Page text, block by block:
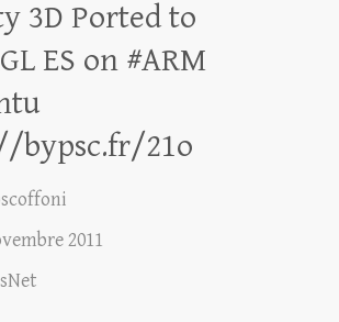
3D Ported to
ES on #ARM
bypsc.fr/21o
2011